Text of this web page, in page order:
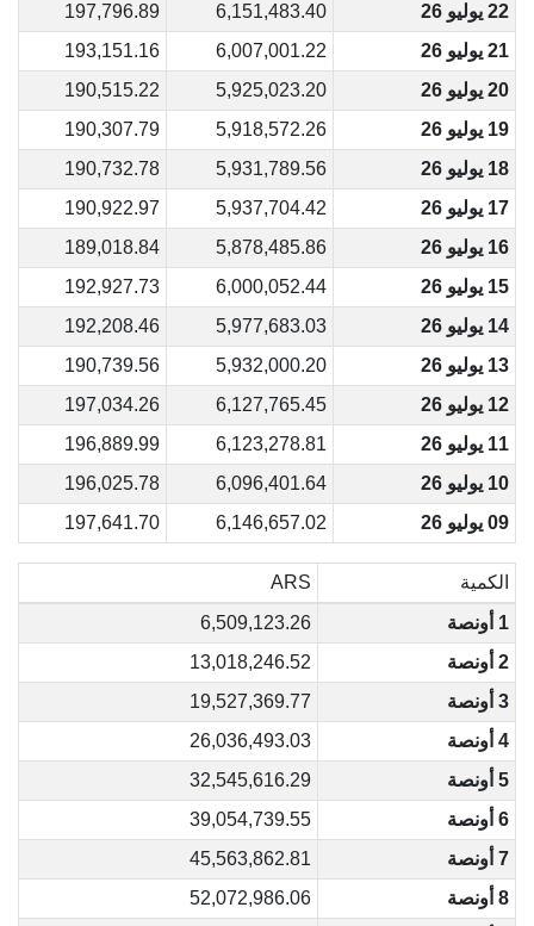
22 يوليو 26
6,151,483.40
197,796.89
21 يوليو 26
6,007,001.22
193,151.16
20 يوليو 26
5,925,023.20
190,515.22
19 يوليو 26
5,918,572.26
190,307.79
18 يوليو 26
5,931,789.56
190,732.78
17 يوليو 26
5,937,704.42
190,922.97
16 يوليو 26
5,878,485.86
189,018.84
15 يوليو 26
6,000,052.44
192,927.73
14 يوليو 26
5,977,683.03
192,208.46
13 يوليو 26
5,932,000.20
190,739.56
12 يوليو 26
6,127,765.45
197,034.26
11 يوليو 26
6,123,278.81
196,889.99
10 يوليو 26
6,096,401.64
196,025.78
09 يوليو 26
6,146,657.02
197,641.70
الكمية
ARS
1 أونصة
6,509,123.26
2 أونصة
13,018,246.52
3 أونصة
19,527,369.77
4 أونصة
26,036,493.03
5 أونصة
32,545,616.29
6 أونصة
39,054,739.55
7 أونصة
45,563,862.81
8 أونصة
52,072,986.06